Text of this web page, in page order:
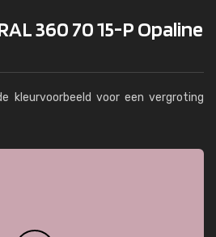
360 70 15-P Opaline
kleurvoorbeeld voor een vergroting